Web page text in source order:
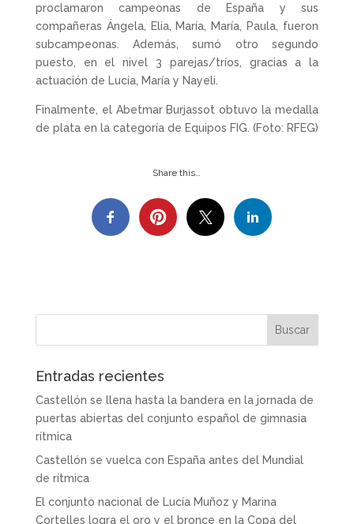
proclamaron campeonas de España y sus
compañeras Ángela, Elia, María, María, Paula, fueron
subcampeonas. Además, sumó otro segundo
puesto, en el nivel 3 parejas/tríos, gracias a la
actuación de Lucía, María y Nayeli.
Finalmente, el Abetmar Burjassot obtuvo la medalla
de plata en la categoría de Equipos FIG. (Foto: RFEG)
Share this…
Entradas recientes
Castellón se llena hasta la bandera en la jornada de
puertas abiertas del conjunto español de gimnasia
rítmica
Castellón se vuelca con España antes del Mundial
de rítmica
El conjunto nacional de Lucía Muñoz y Marina
Cortelles logra el oro y el bronce en la Copa del